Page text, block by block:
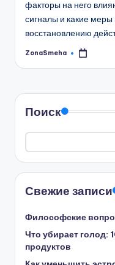
факторы на него
сигналы и какие
восстановлению
Запись
ZonaSmeha
Поиск
Свежие записи
Философские
Что убирает голод:
продуктов